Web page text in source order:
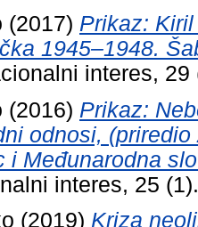
(2017) Prikaz:
1945–1948.
interes,
(2016) Prikaz:
odnosi,
i Međunarodna
interes, 25
(2019) Kriza